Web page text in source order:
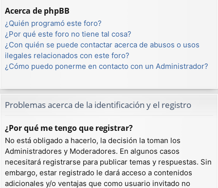
Acerca de phpBB
¿Quién programó este foro?
¿Por qué este foro no tiene tal cosa?
¿Con quién se puede contactar acerca de abusos o usos
ilegales relacionados con este foro?
¿Cómo puedo ponerme en contacto con un Administrador?
Problemas acerca de la identificación y el registro
¿Por qué me tengo que registrar?
No está obligado a hacerlo, la decisión la toman los
Administradores y Moderadores. En algunos casos
necesitará registrarse para publicar temas y respuestas. Sin
embargo, estar registrado le dará acceso a contenidos
adicionales y/o ventajas que como usuario invitado no